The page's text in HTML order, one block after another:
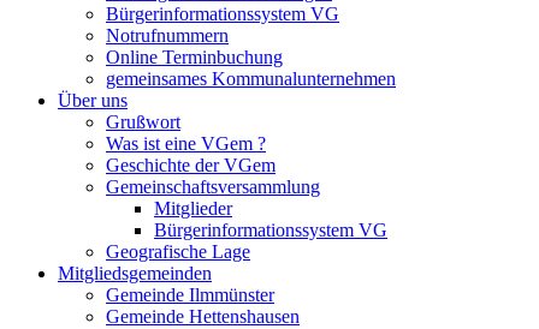
Bürgerinformationssystem VG
Notrufnummern
Online Terminbuchung
gemeinsames Kommunalunternehmen
Über uns
Grußwort
Was ist eine VGem ?
Geschichte der VGem
Gemeinschaftsversammlung
Mitglieder
Bürgerinformationssystem VG
Geografische Lage
Mitgliedsgemeinden
Gemeinde Ilmmünster
Gemeinde Hettenshausen